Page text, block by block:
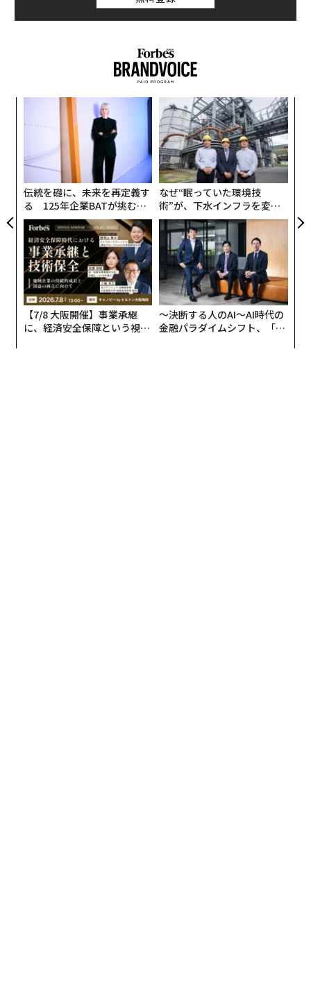
伝統を礎に、未来を再定義す
る 125年企業BATが挑むス
モークレスな未来
なぜ“眠っていた環境技
術”が、下水インフラを変え
たのか──産総研×月島JFE
アクアソリューションの10年
【7/8 大阪開催】事業承継
に、経済安全保障という視点
〜決断する人のAI〜AI時代の
金融パラダイムシフト、「超